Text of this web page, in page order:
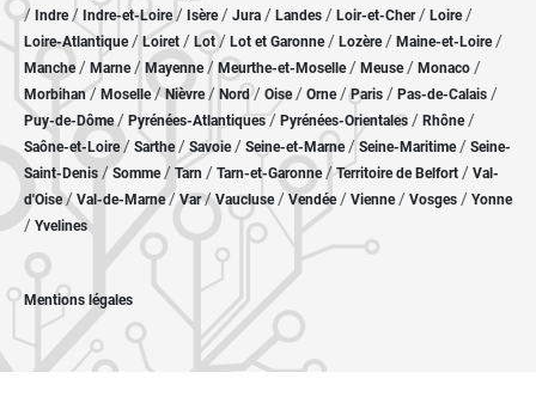
/ Indre/ Indre-et-Loire/ Isère/ Jura / Landes / Loir-et-Cher/ Loire/
Loire-Atlantique/ Loiret / Lot/ Lot et Garonne/ Lozère / Maine-et-Loire/
Manche/ Marne/ Mayenne/ Meurthe-et-Moselle/ Meuse/ Monaco /
Morbihan/ Moselle/ Nièvre / Nord/ Oise / Orne/Paris / Pas-de-Calais /
Puy-de-Dôme/ Pyrénées-Atlantiques / Pyrénées-Orientales / Rhône/
Saône-et-Loire/ Sarthe/ Savoie/ Seine-et-Marne/ Seine-Maritime/ Seine-
Saint-Denis /Somme/ Tarn / Tarn-et-Garonne/Territoire de Belfort / Val-
d'Oise/ Val-de-Marne/Var/Vaucluse/ Vendée/ Vienne/ Vosges / Yonne
/ Yvelines
Mentions légales